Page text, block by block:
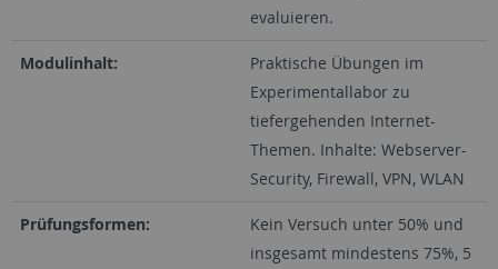
evaluieren.
Modulinhalt:
Praktische Übungen im
Experimentallabor zu
tiefergehenden Internet-
Themen. Inhalte: Webserver-
Security, Firewall, VPN, WLAN
Prüfungsformen:
Kein Versuch unter 50% und
insgesamt mindestens 75%, 5